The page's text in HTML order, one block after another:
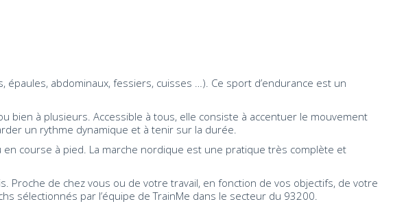
abdominaux, fessiers, cuisses …). Ce sport d’endurance est un
bien à plusieurs. Accessible à tous, elle consiste à accentuer le mouvement
un rythme dynamique et à tenir sur la durée.
course à pied. La marche nordique est une pratique très complète et
de chez vous ou de votre travail, en fonction de vos objectifs, de votre
sélectionnés par l’équipe de TrainMe dans le secteur du 93200.